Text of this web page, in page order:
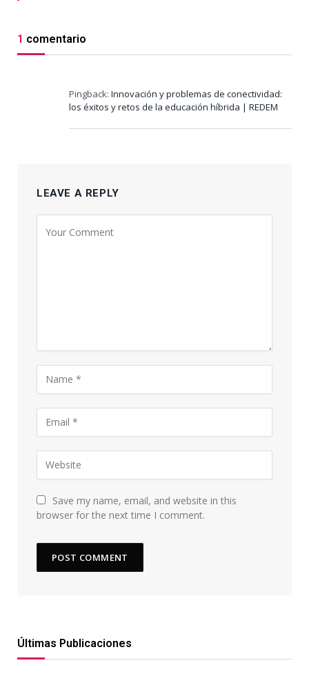
1 comentario
Pingback: Innovación y problemas de conectividad:
los éxitos y retos de la educación híbrida | REDEM
LEAVE A REPLY
Save my name, email, and website in this
browser for the next time I comment.
Últimas Publicaciones